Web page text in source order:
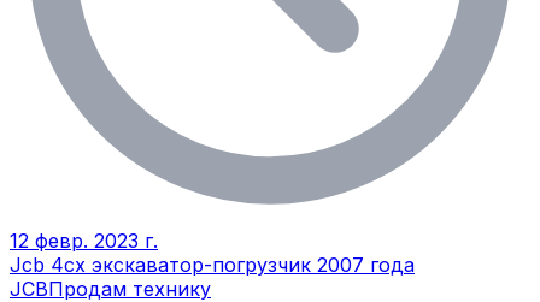
12 февр. 2023 г.
Jcb 4cx экскаватор-погрузчик 2007 года
JCBПродам технику